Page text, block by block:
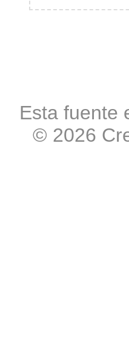
Esta fuente
© 2026